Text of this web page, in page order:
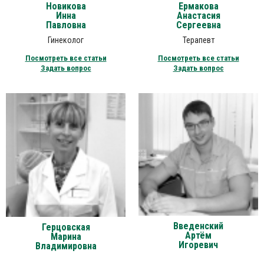
Новикова
Инна
Павловна
Гинеколог
Посмотреть все статьи
Задать вопрос
Ермакова
Анастасия
Сергеевна
Терапевт
Посмотреть все статьи
Задать вопрос
Герцовская
Марина
Владимировна
Введенский
Артём
Игоревич